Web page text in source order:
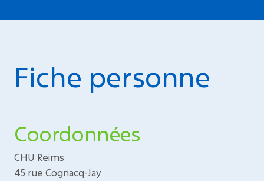
Fiche personne
Coordonnées
CHU Reims
45 rue Cognacq-Jay